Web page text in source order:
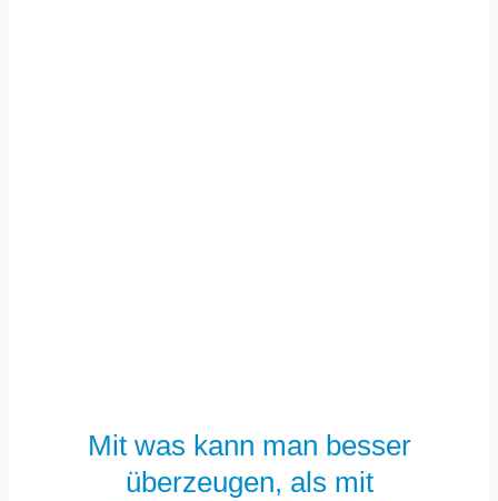
Mit was kann man besser
überzeugen, als mit